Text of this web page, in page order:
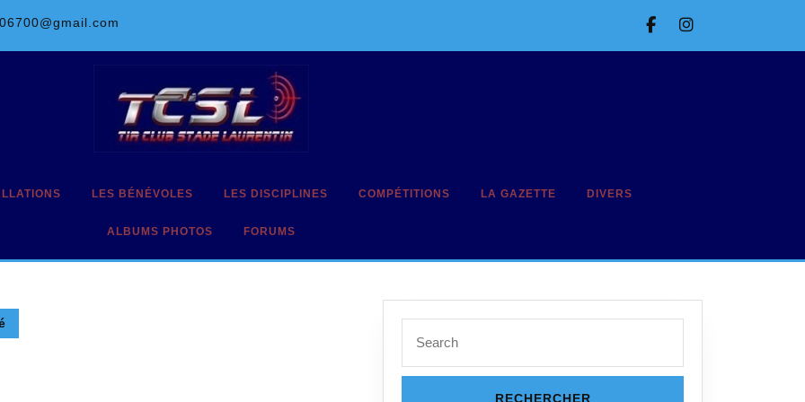
Facebook
LES BÉNÉVOLES LES DISCIPLINES COMPÉTITIONS LA GAZETTE DIVERS
ALBUMS PHOTOS FORUMS
for: